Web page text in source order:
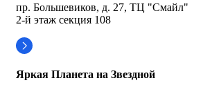
пр. Большевиков, д. 27, ТЦ "Смайл"
2-й этаж секция 108
Яркая Планета на Звездной